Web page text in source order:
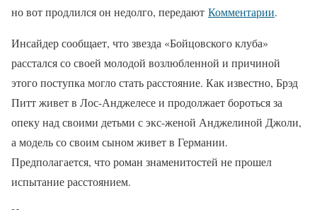
но вот продлился он недолго, передают Комментарии.
Инсайдер сообщает, что звезда «Бойцовского клуба»
расстался со своей молодой возлюбленной и причиной
этого поступка могло стать расстояние. Как известно, Брэд
Питт живет в Лос-Анджелесе и продолжает бороться за
опеку над своими детьми с экс-женой Анджелиной Джоли,
а модель со своим сыном живет в Германии.
Предполагается, что роман знаменитостей не прошел
испытание расстоянием.